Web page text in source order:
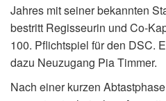
Jahres mit seiner bekannten
bestritt Regisseurin und Co-
100. Pflichtspiel für den DSC.
dazu Neuzugang Pia Timmer.
Nach einer kurzen